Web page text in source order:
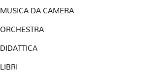
QR esecuzione
MUSICA DA CAMERA
ORCHESTRA
DIDATTICA
LIBRI